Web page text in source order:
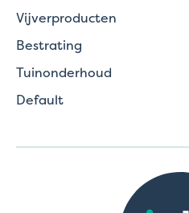
Vijverproducten
Bestrating
Tuinonderhoud
Default